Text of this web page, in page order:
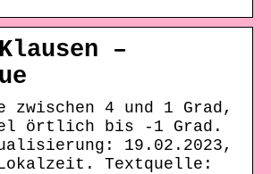
–
zwischen 4 und 1 Grad,
örtlich bis -1 Grad.
19.02.2023,
Textquelle: